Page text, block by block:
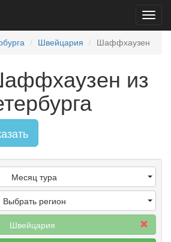
Швейцария Шаффхаузен
из
Месяц тура
Выбрать регион
Швейцария